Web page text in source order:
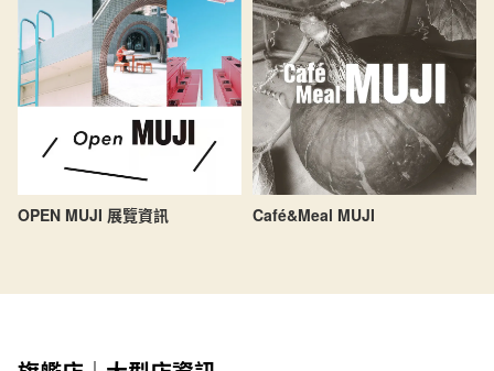
OPEN MUJI 展覽資訊 Café&Meal MUJI